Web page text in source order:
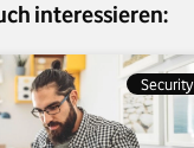
interessieren:
Security